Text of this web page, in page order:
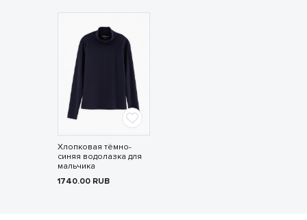
Хлопковая тёмно-
синяя водолазка для
мальчика
1740.00 RUB